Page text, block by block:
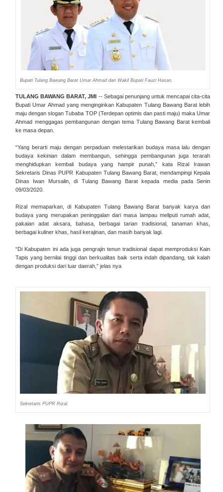
Bupati Tulang Bawang Barat Umar Ahmad dan Wakil Bupati Fauzi Hasan.
TULANG BAWANG BARAT, JMI -- Sebagai penunjang untuk mencapai cita-cita
Bupati Umar Ahmad yang menginginkan Kabupaten Tulang Bawang Barat lebih
maju dengan slogan Tubaba TOP (Terdepan optimis dan pasti maju) maka Umar
Ahmad menggagas pembangunan dengan tema Tulang Bawang Barat kembali
ke masa depan.
“Yang berarti maju dengan perpaduan melestarikan budaya masa lalu dengan
budaya kekinian dalam membangun, sehingga pembangunan juga terarah
menghidupkan kembali budaya yang hampir punah,” kata Rizal Irawan
Sekretaris Dinas PUPR Kabupaten Tulang Bawang Barat, mendampingi Kepala
Dinas Iwan Mursalin, di Tulang Bawang Barat kepada media pada Senin
09/03/2020.
Rizal memaparkan, di Kabupaten Tulang Bawang Barat banyak karya dan
budaya yang merupakan peninggalan dari masa lampau meliputi rumah adat,
pakaian adat aksara, bahasa, berbagai tarian tradisional, tanaman khas,
berbagai kuliner khas, hasil kerajinan, dan masih banyak lagi.
“Di Kabupaten ini ada juga pengrajin tenun tradisional dapat memproduksi Kain
Tapis yang bernilai tinggi dan berkualitas baik serta indah dipandang, tak kalah
dengan produksi dari luar daerah,” jelas nya
Sekretaris PUPR Rizal.